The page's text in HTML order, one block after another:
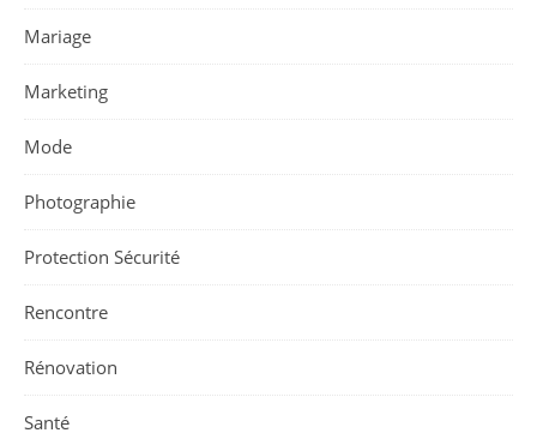
Mariage
Marketing
Mode
Photographie
Protection Sécurité
Rencontre
Rénovation
Santé